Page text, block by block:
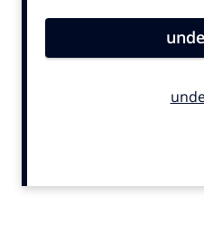
Diversiteit